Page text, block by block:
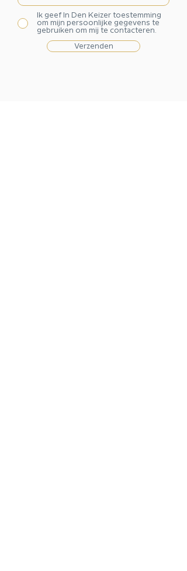
Ik geef In Den Keizer toestemming
om mijn persoonlijke gegevens te
gebruiken om mij te contacteren.
Verzenden